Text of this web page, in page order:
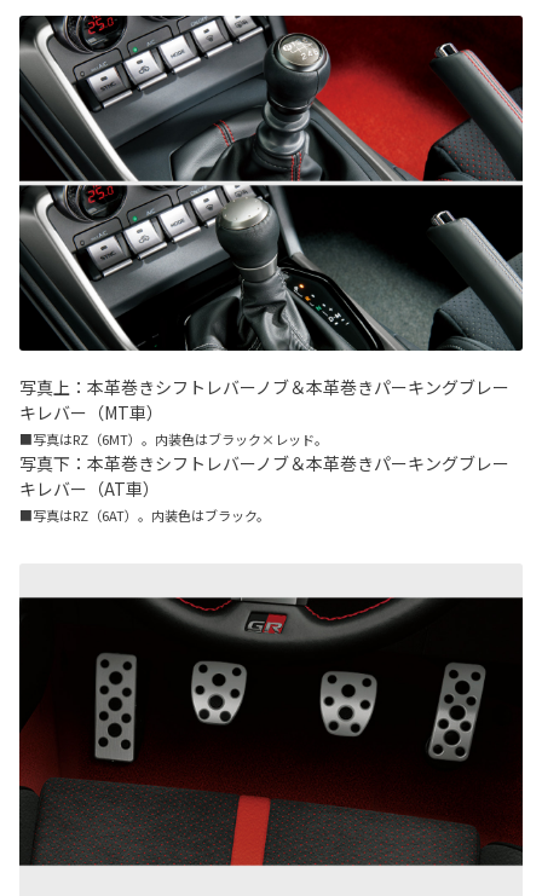
写真上：本革巻きシフトレバーノブ＆本革巻きパーキングブレー
キレバー（MT車）
■写真はRZ（6MT）。内装色はブラック×レッド。
写真下：本革巻きシフトレバーノブ＆本革巻きパーキングブレー
キレバー（AT車）
■写真はRZ（6AT）。内装色はブラック。